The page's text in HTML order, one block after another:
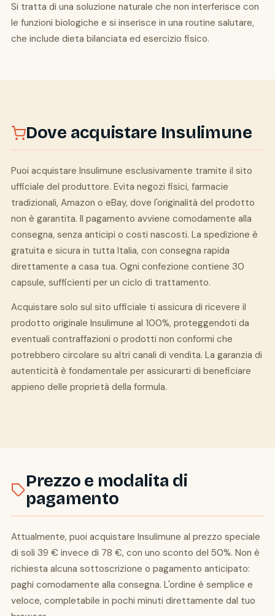
Si tratta di una soluzione naturale che non interferisce con
le funzioni biologiche e si inserisce in una routine salutare,
che include dieta bilanciata ed esercizio fisico.
Dove acquistare Insulimune
Puoi acquistare Insulimune esclusivamente tramite il sito
ufficiale del produttore. Evita negozi fisici, farmacie
tradizionali, Amazon o eBay, dove l'originalità del prodotto
non è garantita. Il pagamento avviene comodamente alla
consegna, senza anticipi o costi nascosti. La spedizione è
gratuita e sicura in tutta Italia, con consegna rapida
direttamente a casa tua. Ogni confezione contiene 30
capsule, sufficienti per un ciclo di trattamento.
Acquistare solo sul sito ufficiale ti assicura di ricevere il
prodotto originale Insulimune al 100%, proteggendoti da
eventuali contraffazioni o prodotti non conformi che
potrebbero circolare su altri canali di vendita. La garanzia di
autenticità è fondamentale per assicurarti di beneficiare
appieno delle proprietà della formula.
Prezzo e modalita di
pagamento
Attualmente, puoi acquistare Insulimune al prezzo speciale
di soli 39 € invece di 78 €, con uno sconto del 50%. Non è
richiesta alcuna sottoscrizione o pagamento anticipato:
paghi comodamente alla consegna. L'ordine è semplice e
veloce, completabile in pochi minuti direttamente dal tuo